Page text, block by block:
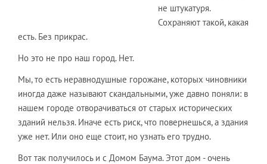
не штукатуря.
Сохраняют такой, какая
есть. Без прикрас.
Но это не про наш город. Нет.
Мы, то есть неравнодушные горожане, которых чиновники
иногда даже называют скандальными, уже давно поняли: в
нашем городе отворачиваться от старых исторических
зданий нельзя. Иначе есть риск, что повернешься, а здания
уже нет. Или оно еще стоит, но узнать его трудно.
Вот так получилось и с Домом Баума. Этот дом - очень